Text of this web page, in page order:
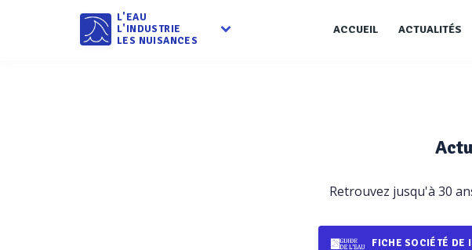
L'EAU
L'INDUSTRIE
LES NUISANCES
ACCUEIL ACTUALITÉS
Retrouvez jusqu'à 30
FICHE SOCIÉTÉ DE